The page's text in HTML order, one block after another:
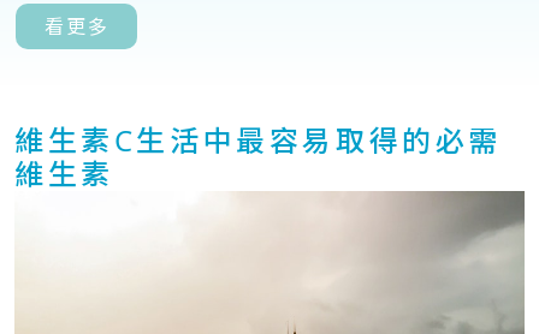
看更多
維生素C生活中最容易取得的必需
維生素